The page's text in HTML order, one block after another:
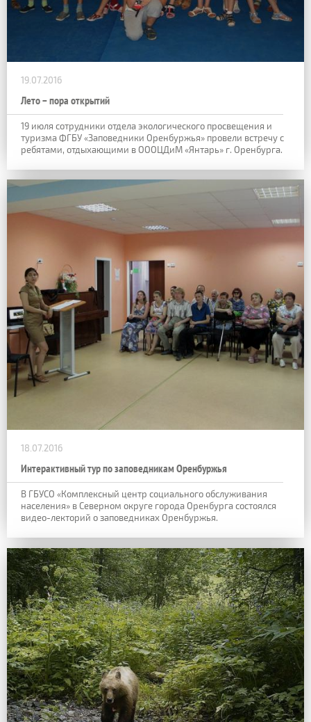
19.07.2016
Лето – пора открытий
19 июля сотрудники отдела экологического просвещения и
туризма ФГБУ «Заповедники Оренбуржья» провели встречу с
ребятами, отдыхающими в ОООЦДиМ «Янтарь» г. Оренбурга.
18.07.2016
Интерактивный тур по заповедникам Оренбуржья
В ГБУСО «Комплексный центр социального обслуживания
населения» в Северном округе города Оренбурга состоялся
видео-лекторий о заповедниках Оренбуржья.